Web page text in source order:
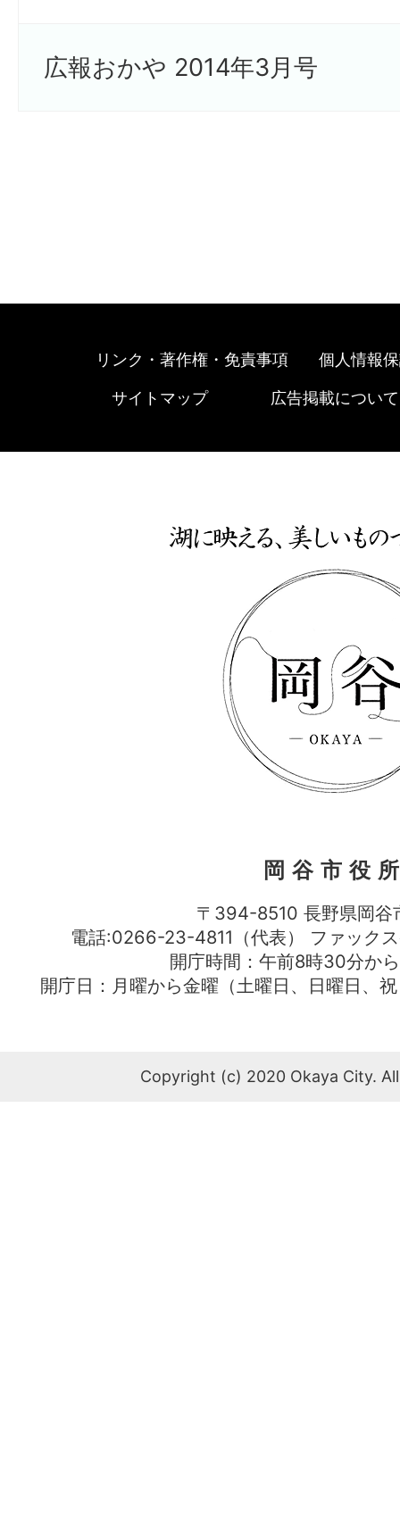
広報おかや 2014年3月号
リンク・著作権・免責事項 個人情報
サイトマップ 広告掲載について
岡谷市役
〒394-8510 長野県岡谷
電話:0266-23-4811（代表） ファッ
開庁時間：午前8時30分か
開庁日：月曜から金曜（土曜日、日曜日、
Copyright (c) 2020 Okaya City.